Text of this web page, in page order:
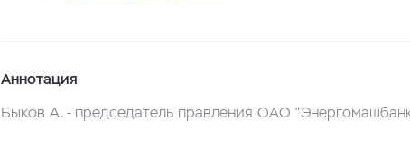
Аннотация
Быков А. - председатель правления ОАО